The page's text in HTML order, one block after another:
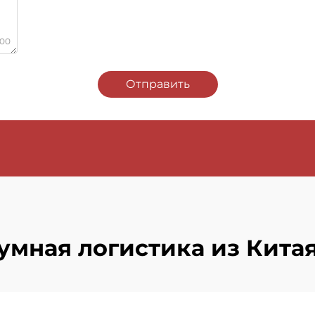
Отправить
логистика из